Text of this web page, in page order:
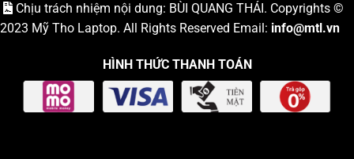
Chịu trách nhiệm nội dung: BÙI QUANG THÁI. Copyrights ©
2023 Mỹ Tho Laptop. All Rights Reserved Email: info@mtl.vn
HÌNH THỨC THANH TOÁN